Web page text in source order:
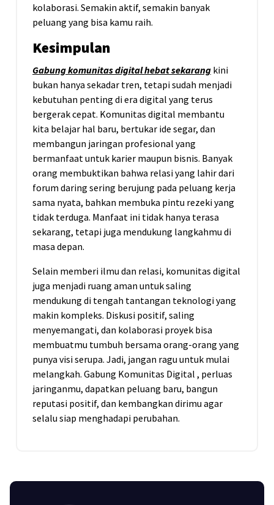
kolaborasi. Semakin aktif, semakin banyak
peluang yang bisa kamu raih.
Kesimpulan
Gabung komunitas digital hebat sekarang kini
bukan hanya sekadar tren, tetapi sudah menjadi
kebutuhan penting di era digital yang terus
bergerak cepat. Komunitas digital membantu
kita belajar hal baru, bertukar ide segar, dan
membangun jaringan profesional yang
bermanfaat untuk karier maupun bisnis. Banyak
orang membuktikan bahwa relasi yang lahir dari
forum daring sering berujung pada peluang kerja
sama nyata, bahkan membuka pintu rezeki yang
tidak terduga. Manfaat ini tidak hanya terasa
sekarang, tetapi juga mendukung langkahmu di
masa depan.
Selain memberi ilmu dan relasi, komunitas digital
juga menjadi ruang aman untuk saling
mendukung di tengah tantangan teknologi yang
makin kompleks. Diskusi positif, saling
menyemangati, dan kolaborasi proyek bisa
membuatmu tumbuh bersama orang-orang yang
punya visi serupa. Jadi, jangan ragu untuk mulai
melangkah. Gabung Komunitas Digital , perluas
jaringanmu, dapatkan peluang baru, bangun
reputasi positif, dan kembangkan dirimu agar
selalu siap menghadapi perubahan.